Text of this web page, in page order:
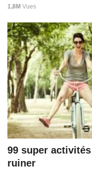
1,8M Vues
99 super
ruiner